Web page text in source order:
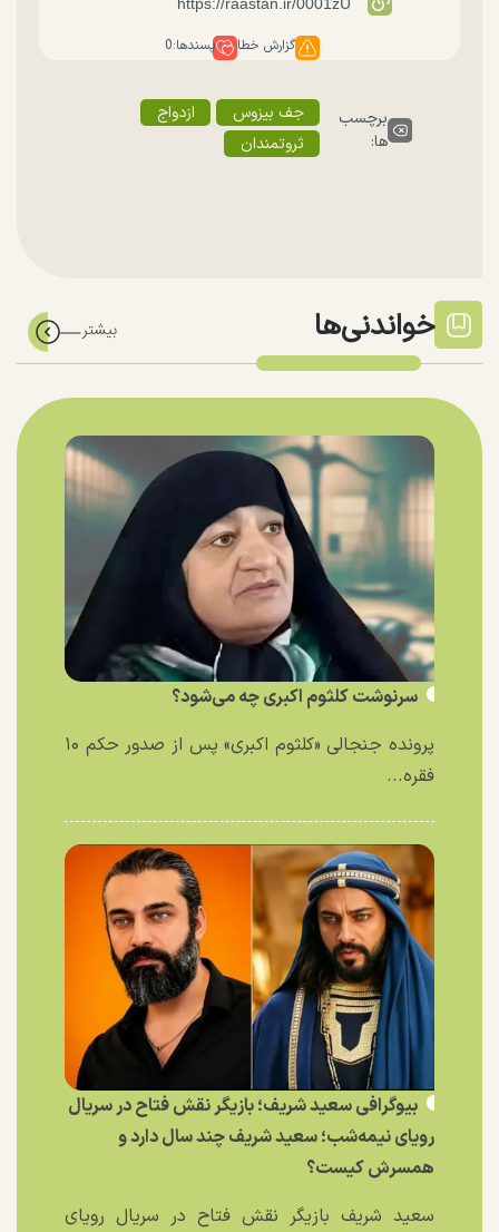
گزارش خطا پسندها:0
برچسب
ها:
جف بیزوس
ازدواج
ثروتمندان
خواندنی‌ها
سرنوشت کلثوم اکبری چه می‌شود؟
پرونده جنجالی «کلثوم اکبری» پس از صدور حکم ۱۰
فقره...
بیوگرافی سعید شریف؛ بازیگر نقش فتاح در سریال
رویای نیمه‌شب؛ سعید شریف چند سال دارد و
همسرش کیست؟
سعید شریف بازیگر نقش فتاح در سریال رویای